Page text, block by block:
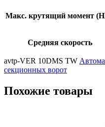
Макс. крутящий момент
Средняя скорость
avtp-VER 10DMS TW
секционных ворот
Похожие товары